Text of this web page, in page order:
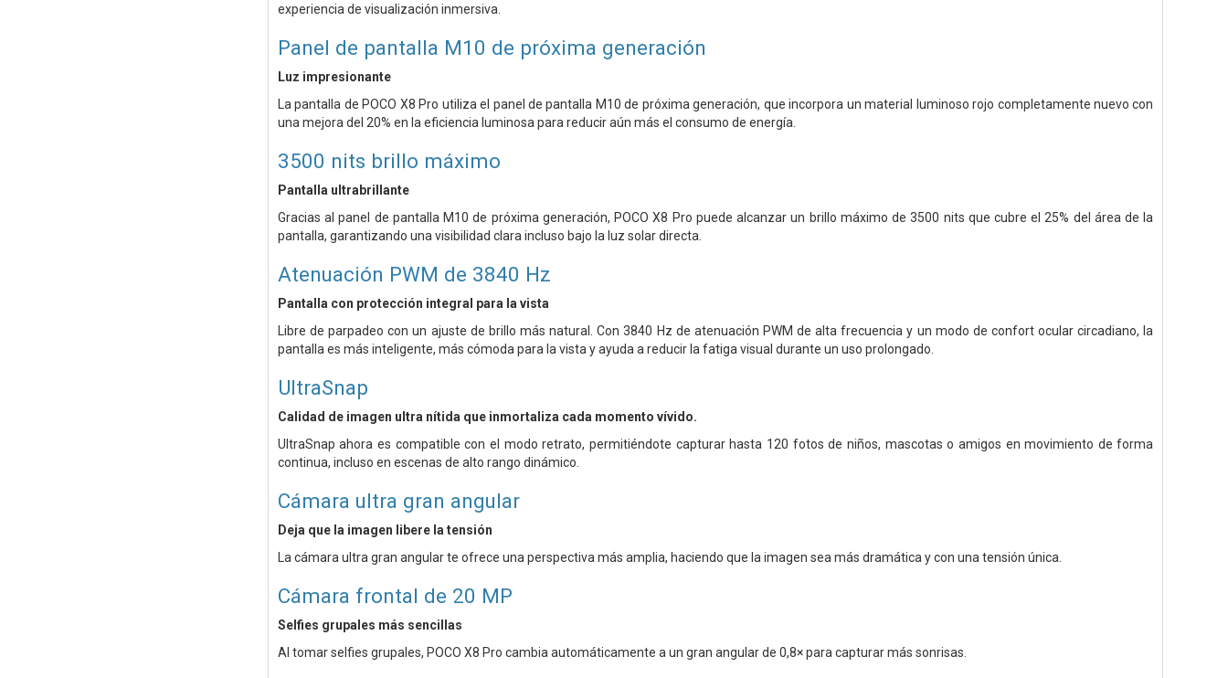
experiencia de visualización inmersiva.
Panel de pantalla M10 de próxima generación
Luz impresionante
La pantalla de POCO X8 Pro utiliza el panel de pantalla M10 de próxima generación, que incorpora un material luminoso rojo completamente nuevo con
una mejora del 20% en la eficiencia luminosa para reducir aún más el consumo de energía.
3500 nits brillo máximo
Pantalla ultrabrillante
Gracias al panel de pantalla M10 de próxima generación, POCO X8 Pro puede alcanzar un brillo máximo de 3500 nits que cubre el 25% del área de la
pantalla, garantizando una visibilidad clara incluso bajo la luz solar directa.
Atenuación PWM de 3840 Hz
Pantalla con protección integral para la vista
Libre de parpadeo con un ajuste de brillo más natural. Con 3840 Hz de atenuación PWM de alta frecuencia y un modo de confort ocular circadiano, la
pantalla es más inteligente, más cómoda para la vista y ayuda a reducir la fatiga visual durante un uso prolongado.
UltraSnap
Calidad de imagen ultra nítida que inmortaliza cada momento vívido.
UltraSnap ahora es compatible con el modo retrato, permitiéndote capturar hasta 120 fotos de niños, mascotas o amigos en movimiento de forma
continua, incluso en escenas de alto rango dinámico.
Cámara ultra gran angular
Deja que la imagen libere la tensión
La cámara ultra gran angular te ofrece una perspectiva más amplia, haciendo que la imagen sea más dramática y con una tensión única.
Cámara frontal de 20 MP
Selfies grupales más sencillas
Al tomar selfies grupales, POCO X8 Pro cambia automáticamente a un gran angular de 0,8× para capturar más sonrisas.